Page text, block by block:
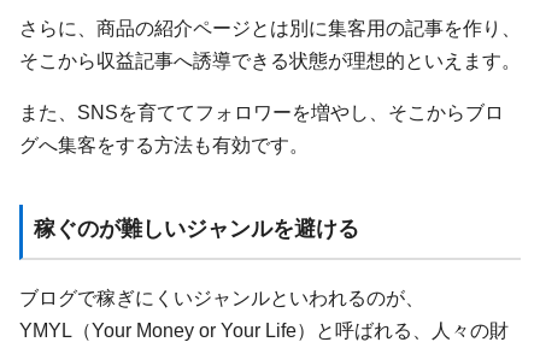
さらに、商品の紹介ページとは別に集客用の記事を作り、
そこから収益記事へ誘導できる状態が理想的といえます。
また、SNSを育ててフォロワーを増やし、そこからブロ
グへ集客をする方法も有効です。
稼ぐのが難しいジャンルを避ける
ブログで稼ぎにくいジャンルといわれるのが、
YMYL（Your Money or Your Life）と呼ばれる、人々の財